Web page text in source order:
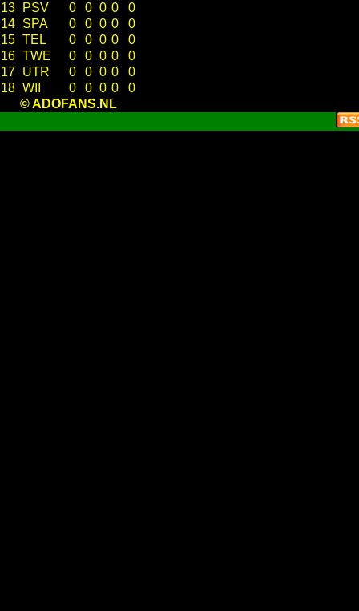
13
PSV 0 0 0 0
0
14 SPA 0 0 0 0
0
15 TEL 0 0 0 0
0
16 TWE 0 0 0 0
0
17 UTR 0 0 0 0
0
18 WII 0 0 0 0
0
© ADOFANS.NL